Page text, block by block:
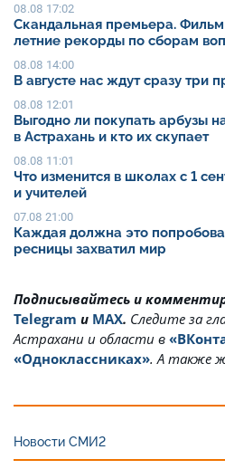
08.08 17:02
Скандальная премьера.
летние рекорды по сборам
08.08 14:00
В августе нас ждут сразу три
08.08 12:01
Выгодно ли покупать арбузы
в Астрахань и кто их скупает
08.08 11:01
Что изменится в школах с 1
и учителей
07.08 21:00
Каждая должна это
ресницы захватил мир
Подписывайтесь и
Telegram и MAX. Cледите за
Астрахани и области в
«Одноклассниках». А также
Новости СМИ2